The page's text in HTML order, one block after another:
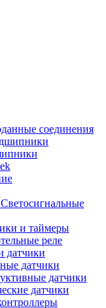
соединения
Светосигнальные
и таймеры
реле
датчики
датчики
датчики
датчики